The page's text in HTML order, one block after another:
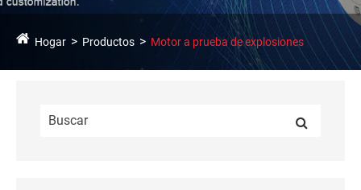
Hogar Productos Motor a prueba de explosiones